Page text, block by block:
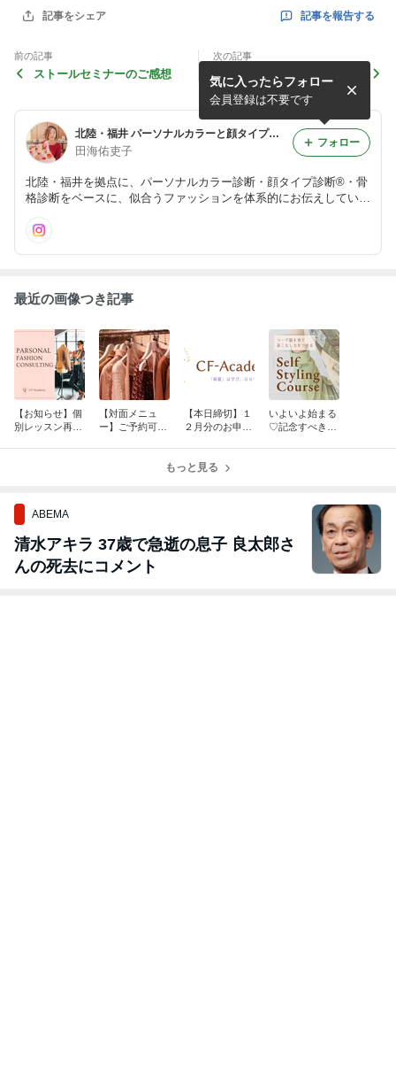
記事をシェア 記事を報告する
前の記事
ストールセミナーのご感想
次の記事
万年ダイエッター
北陸・福井 パーソナルカラーと顔タイプ・骨格診断 Color＆Fashion Academy
田海佑吏子
北陸・福井を拠点に、パーソナルカラー診断・顔タイプ診断®・骨
格診断をベースに、似合うファッションを体系的にお伝えしていま
気に入ったらフォロー
会員登録は不要です
フォロー
最近の画像つき記事
【お知らせ】個
別レッスン再開
【対面メニュ
ー】ご予約可能
【本日締切】１
２月分のお申込
いよいよ始まる
♡記念すべきコ
もっと見る
ABEMA
清水アキラ 37歳で急逝の息子 良太郎さ
んの死去にコメント